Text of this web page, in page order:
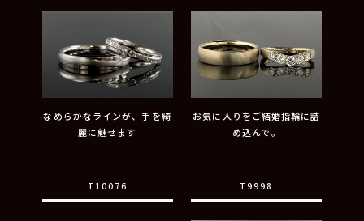
なめらかなラインが、手を綺
麗に魅せます
T10076
お気に入りをご結婚指輪に詰
め込んで。
T9998